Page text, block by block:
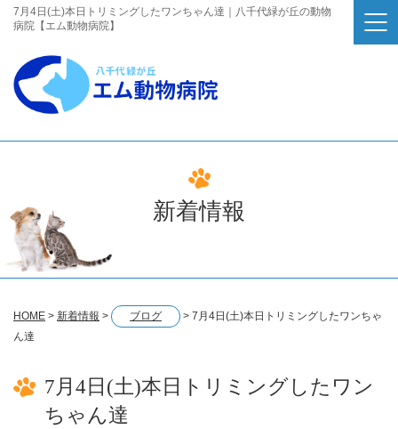
7月4日(土)本日トリミングしたワンちゃん達｜八千代緑が丘の動物
病院【エム動物病院】
新着情報
HOME > 新着情報 > ブログ > 7月4日(土)本日トリミングしたワンちゃ
ん達
7月4日(土)本日トリミングしたワン
ちゃん達